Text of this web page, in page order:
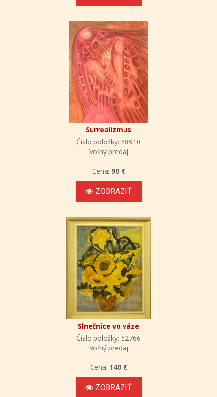
Surrealizmus
Číslo položky: 58910
Voľný predaj
Cena: 90 €
ZOBRAZIŤ
Slnečnice vo váze
Číslo položky: 52766
Voľný predaj
Cena: 140 €
ZOBRAZIŤ